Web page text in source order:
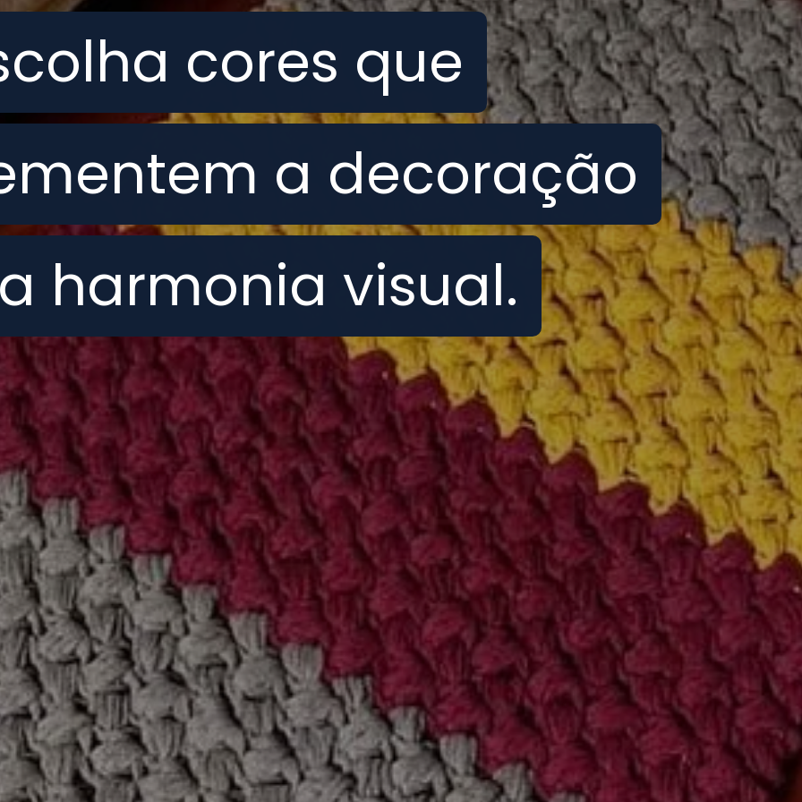
cores que
a decoração
harmonia visual.
cores que
a decoração
harmonia visual.